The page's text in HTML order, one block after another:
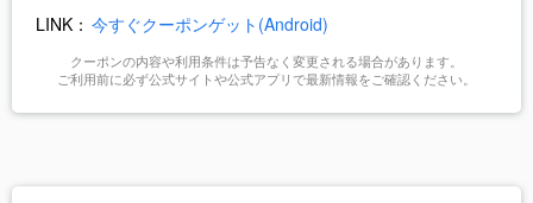
LINK： 今すぐクーポンゲット(Android)
クーポンの内容や利用条件は予告なく変更される場合があります。
ご利用前に必ず公式サイトや公式アプリで最新情報をご確認ください。